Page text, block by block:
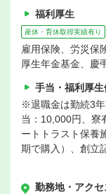
福利厚生
産休・育休取得実績有り
雇用保険、労災保
厚生年金基金、慶
手当・福利厚生
※退職金は勤続3
当：10,000円、寮
ートトラスト保養
期で購入）、創立
勤務地・アクセ